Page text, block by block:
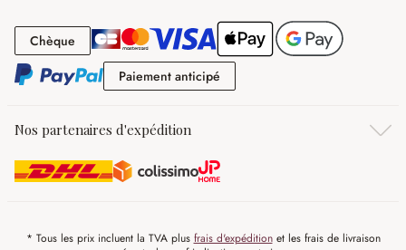
Chèque Chèque
Paiement anticipé
Nos partenaires d'expédition
* Tous les prix incluent la TVA plus frais d'expéditionet les frais de livraison